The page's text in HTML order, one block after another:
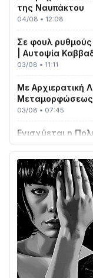
04/08 • 12:08
| Αυτοψία
03/08 • 11:11
Μεταμορφώσεως
03/08 • 07:45
με δύο νέα
02/08 • 18:26
Διαβάστε την
31/07 • 08:16
Δωρίδα για
στην ΕΥΔΑΠ»
28/07 • 21:46
Διαβάστε την
24/07 • 11:31